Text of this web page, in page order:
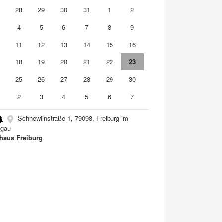
28 29 30 31 1
2
4 5 6 7 8
9
11 12 13 14 15
16
18 19 20 21 22
23
25 26 27 28 29
30
2 3 4 5 6 7
Schnewlinstraße 1, 79098, Freiburg im
Freiburg